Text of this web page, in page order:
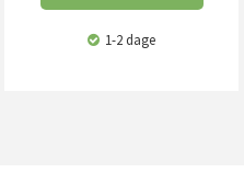
1-2 dage